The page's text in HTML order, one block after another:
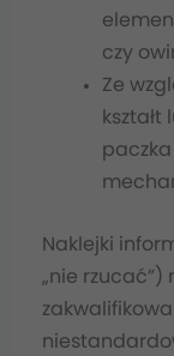
czy
Ze
Naklejki
„nie